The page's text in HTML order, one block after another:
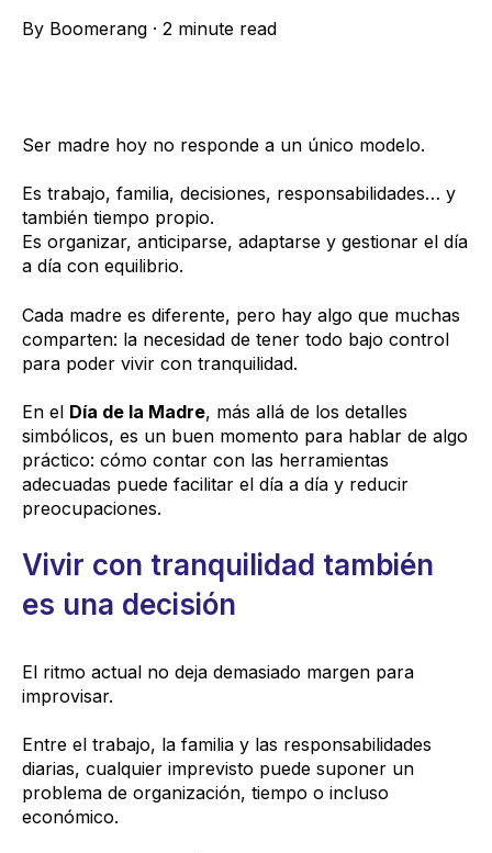
By Boomerang · 2 minute read
Ser madre hoy no responde a un único modelo.
Es trabajo, familia, decisiones, responsabilidades… y
también tiempo propio.
Es organizar, anticiparse, adaptarse y gestionar el día
a día con equilibrio.
Cada madre es diferente, pero hay algo que muchas
comparten: la necesidad de tener todo bajo control
para poder vivir con tranquilidad.
En el Día de la Madre, más allá de los detalles
simbólicos, es un buen momento para hablar de algo
práctico: cómo contar con las herramientas
adecuadas puede facilitar el día a día y reducir
preocupaciones.
Vivir con tranquilidad también
es una decisión
El ritmo actual no deja demasiado margen para
improvisar.
Entre el trabajo, la familia y las responsabilidades
diarias, cualquier imprevisto puede suponer un
problema de organización, tiempo o incluso
económico.